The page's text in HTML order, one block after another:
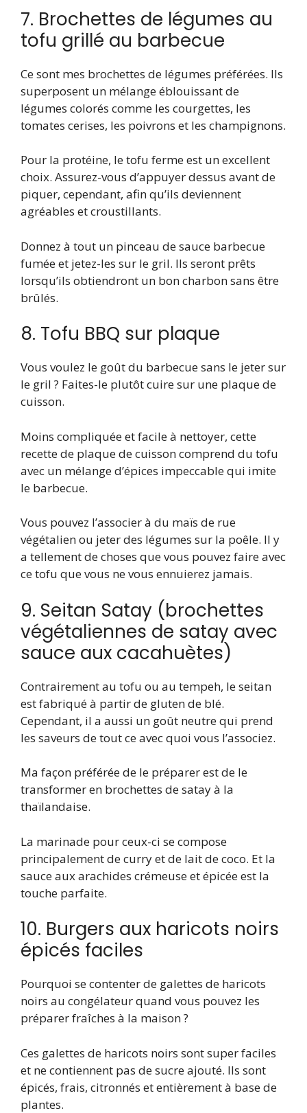
7. Brochettes de légumes au
tofu grillé au barbecue
Ce sont mes brochettes de légumes préférées. Ils
superposent un mélange éblouissant de
légumes colorés comme les courgettes, les
tomates cerises, les poivrons et les champignons.
Pour la protéine, le tofu ferme est un excellent
choix. Assurez-vous d’appuyer dessus avant de
piquer, cependant, afin qu’ils deviennent
agréables et croustillants.
Donnez à tout un pinceau de sauce barbecue
fumée et jetez-les sur le gril. Ils seront prêts
lorsqu’ils obtiendront un bon charbon sans être
brûlés.
8. Tofu BBQ sur plaque
Vous voulez le goût du barbecue sans le jeter sur
le gril ? Faites-le plutôt cuire sur une plaque de
cuisson.
Moins compliquée et facile à nettoyer, cette
recette de plaque de cuisson comprend du tofu
avec un mélange d’épices impeccable qui imite
le barbecue.
Vous pouvez l’associer à du maïs de rue
végétalien ou jeter des légumes sur la poêle. Il y
a tellement de choses que vous pouvez faire avec
ce tofu que vous ne vous ennuierez jamais.
9. Seitan Satay (brochettes
végétaliennes de satay avec
sauce aux cacahuètes)
Contrairement au tofu ou au tempeh, le seitan
est fabriqué à partir de gluten de blé.
Cependant, il a aussi un goût neutre qui prend
les saveurs de tout ce avec quoi vous l’associez.
Ma façon préférée de le préparer est de le
transformer en brochettes de satay à la
thaïlandaise.
La marinade pour ceux-ci se compose
principalement de curry et de lait de coco. Et la
sauce aux arachides crémeuse et épicée est la
touche parfaite.
10. Burgers aux haricots noirs
épicés faciles
Pourquoi se contenter de galettes de haricots
noirs au congélateur quand vous pouvez les
préparer fraîches à la maison ?
Ces galettes de haricots noirs sont super faciles
et ne contiennent pas de sucre ajouté. Ils sont
épicés, frais, citronnés et entièrement à base de
plantes.